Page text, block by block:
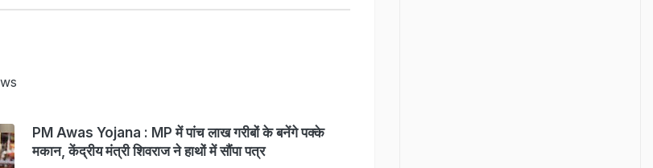
PM Awas Yojana : MP में पांच लाख गरीबों के बनेंगे पक्के
मकान, केंद्रीय मंत्री शिवराज ने हाथों में सौंपा पत्र